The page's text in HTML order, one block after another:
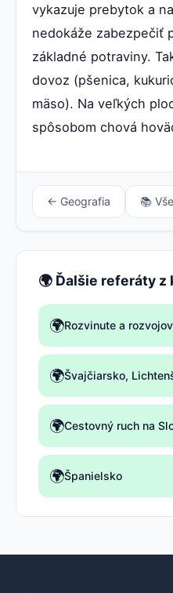
vykazuje prebytok a
nedokáže zabezpečiť
základné potraviny.
dovoz (pšenica,
mäso). Na veľkých
spôsobom chová
← Geografia 📚
🌍 Ďalšie referáty
🌍Rozvinute a
🌍Švajčiarsko,
🌍Cestovný ruch na
🌍Španielsko